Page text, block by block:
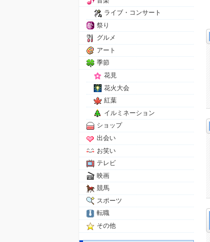
ライブ・コンサート
祭り
グルメ
アート
季節
花見
花火大会
紅葉
イルミネーション
ショップ
出会い
お笑い
テレビ
映画
競馬
スポーツ
転職
その他